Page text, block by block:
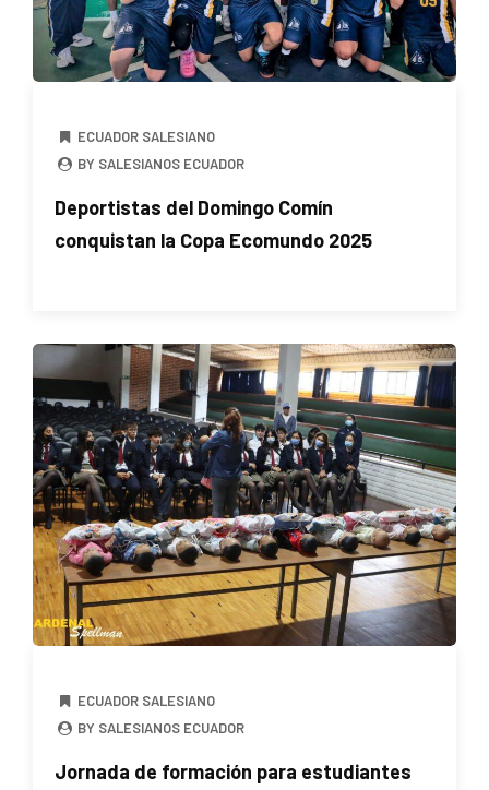
ECUADOR SALESIANO
BY SALESIANOS ECUADOR
Deportistas del Domingo Comín
conquistan la Copa Ecomundo 2025
ECUADOR SALESIANO
BY SALESIANOS ECUADOR
Jornada de formación para estudiantes